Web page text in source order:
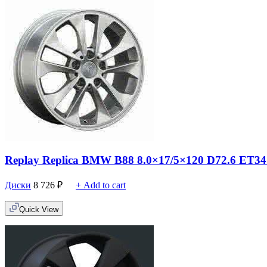
Replay Replica BMW B88 8.0×17/5×120 D72.6
Диски 8 726 ₽ + Add to cart
Quick View